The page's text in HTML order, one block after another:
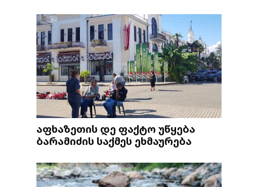
აფხაზეთის დე ფაქტო უწყება
ბარამიძის საქმეს ეხმაურება